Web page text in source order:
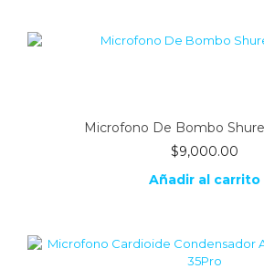
Microfono De Bombo
$9,000.00
Añadir al carrito